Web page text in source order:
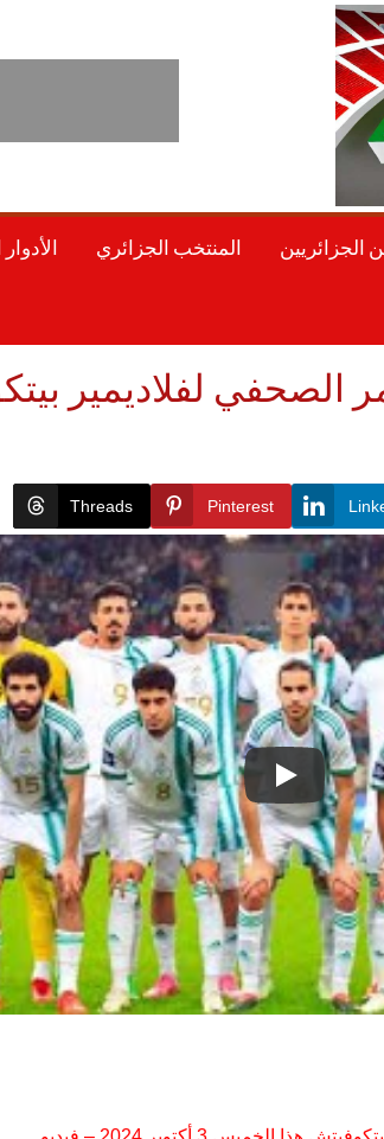
الجزائريين المنتخب الجزائري الأدوار
Pinterest
Threads